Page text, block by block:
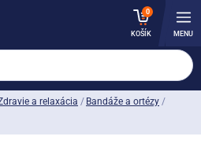
0
KOŠÍK MENU
a relaxácia
Bandáže a ortézy